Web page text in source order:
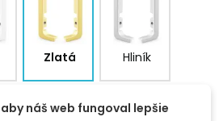
profilu pod pracovnou
alebo samovoľného uvoľnenia
Zlatá Hliník
náš web fungoval lepšie